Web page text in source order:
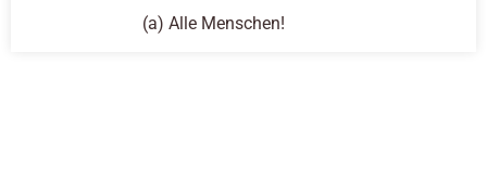
(a) Alle Menschen!